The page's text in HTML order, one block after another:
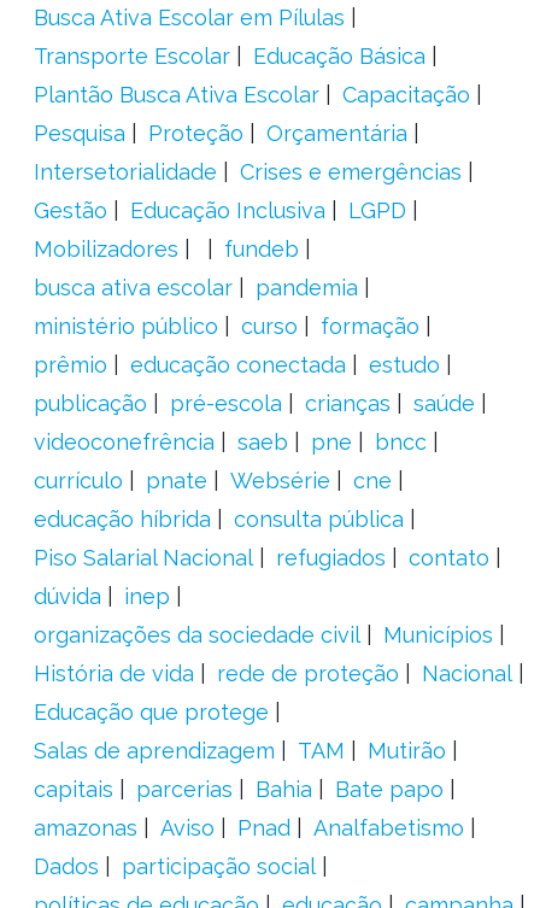
Busca Ativa Escolar em Pílulas
Transporte Escolar
Educação Básica
Plantão Busca Ativa Escolar
Capacitação
Pesquisa
Proteção
Orçamentária
Intersetorialidade
Crises e emergências
Gestão
Educação Inclusiva
LGPD
Mobilizadores
fundeb
busca ativa escolar
pandemia
ministério público
curso
formação
prêmio
educação conectada
estudo
publicação
pré-escola crianças
saúde
videoconefrência
saeb pne
bncc
currículo
pnate Websérie
cne
educação híbrida
consulta pública
Piso Salarial Nacional
refugiados
contato
dúvida
inep
organizações da sociedade civil
Municípios
História de vida
rede de proteção
Nacional
Educação que protege
Salas de aprendizagem
TAM
Mutirão
capitais
parcerias Bahia
Bate papo
amazonas
Aviso Pnad
Analfabetismo
Dados
participação social